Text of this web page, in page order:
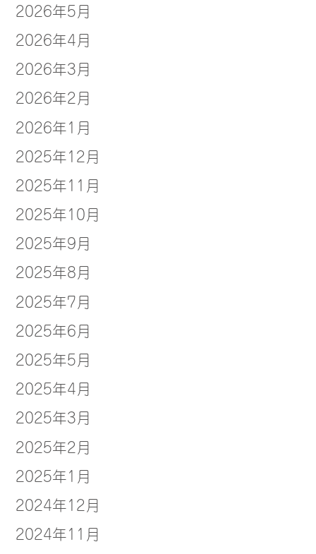
2026年5月
2026年4月
2026年3月
2026年2月
2026年1月
2025年12月
2025年11月
2025年10月
2025年9月
2025年8月
2025年7月
2025年6月
2025年5月
2025年4月
2025年3月
2025年2月
2025年1月
2024年12月
2024年11月